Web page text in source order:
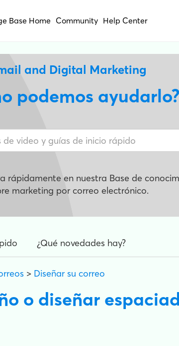
Base Home Community Help Center
and Digital Marketing
podemos
rápidamente en nuestra Base de
marketing por correo electrónico.
¿Qué novedades hay?
> Diseñar su correo
o diseñar